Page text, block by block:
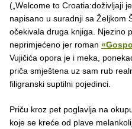
(„Welcome to Croatia:doživljaji
napisano u suradnji sa Željkom
očekivala druga knjiga. Njezino
neprimjećeno jer roman
Vujičića opora je i meka,
priča smještena uz sam rub
filigranski suptilni pojedinci.
Priču kroz pet poglavlja na
koje se kreće od plave